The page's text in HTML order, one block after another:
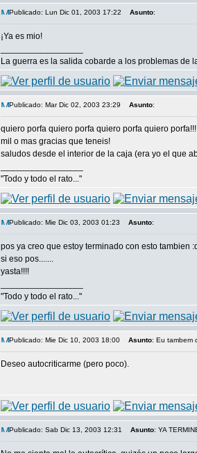
Publicado: Lun Dic 01, 2003 17:22 Asunto:
¡Ya es mio!
La guerra es la salida cobarde a los problemas de
Publicado: Mar Dic 02, 2003 23:29 Asunto:
quiero porfa quiero porfa quiero porfa quiero porfa!!!
mil o mas gracias que teneis!
saludos desde el interior de la caja (era yo el que
"Todo y todo el rato..."
Publicado: Mie Dic 03, 2003 01:23 Asunto:
pos ya creo que estoy terminado con esto tambien
si eso pos.......
yasta!!!!
"Todo y todo el rato..."
Publicado: Mie Dic 10, 2003 18:00 Asunto: Eu tambem
Deseo autocriticarme (pero poco).
Publicado: Sab Dic 13, 2003 12:31 Asunto: YA